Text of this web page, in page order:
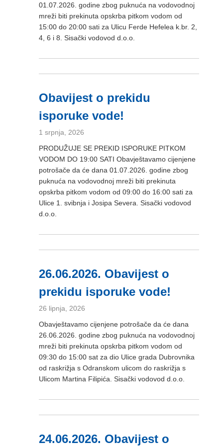
01.07.2026. godine zbog puknuća na vodovodnoj
mreži biti prekinuta opskrba pitkom vodom od
15:00 do 20:00 sati za Ulicu Ferde Hefelea k.br. 2,
4, 6 i 8. Sisački vodovod d.o.o.
Obavijest o prekidu
isporuke vode!
1 srpnja, 2026
PRODUŽUJE SE PREKID ISPORUKE PITKOM
VODOM DO 19:00 SATI Obavještavamo cijenjene
potrošače da će dana 01.07.2026. godine zbog
puknuća na vodovodnoj mreži biti prekinuta
opskrba pitkom vodom od 09:00 do 16:00 sati za
Ulice 1. svibnja i Josipa Severa. Sisački vodovod
d.o.o.
26.06.2026. Obavijest o
prekidu isporuke vode!
26 lipnja, 2026
Obavještavamo cijenjene potrošače da će dana
26.06.2026. godine zbog puknuća na vodovodnoj
mreži biti prekinuta opskrba pitkom vodom od
09:30 do 15:00 sat za dio Ulice grada Dubrovnika
od raskrižja s Odranskom ulicom do raskrižja s
Ulicom Martina Filipića. Sisački vodovod d.o.o.
24.06.2026. Obavijest o